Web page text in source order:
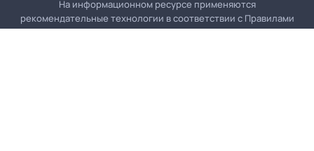
На информационном ресурсе применяются
рекомендательные технологии в соответствии с Правилами